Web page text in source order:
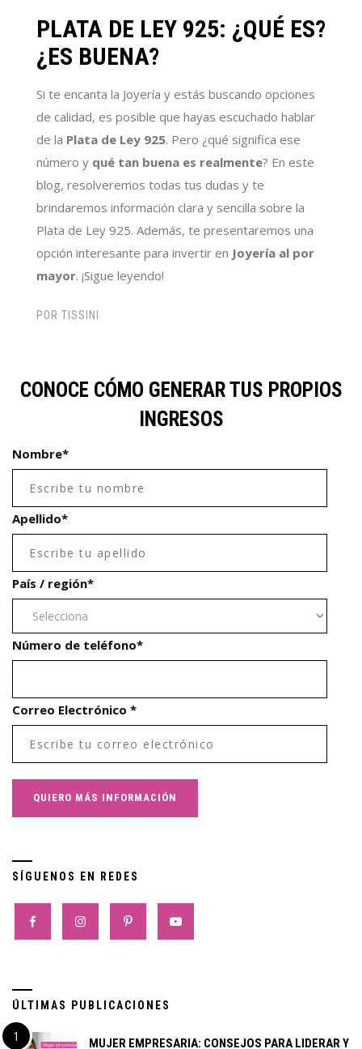
PLATA DE LEY 925: ¿QUÉ ES?
¿ES BUENA?
Si te encanta la Joyería y estás buscando opciones
de calidad, es posible que hayas escuchado hablar
de la Plata de Ley 925. Pero ¿qué significa ese
número y qué tan buena es realmente? En este
blog, resolveremos todas tus dudas y te
brindaremos información clara y sencilla sobre la
Plata de Ley 925. Además, te presentaremos una
opción interesante para invertir en Joyería al por
mayor. ¡Sigue leyendo!
POR TISSINI
CONOCE CÓMO GENERAR TUS PROPIOS
INGRESOS
Nombre*
Apellido*
País / región*
Número de teléfono*
Correo Electrónico *
SÍGUENOS EN REDES
ÚLTIMAS PUBLICACIONES
MUJER EMPRESARIA: CONSEJOS PARA LIDERAR Y